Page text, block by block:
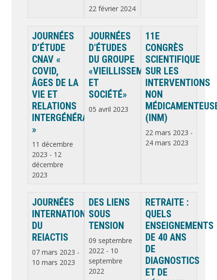
22 février 2024
JOURNÉES
D’ÉTUDE
CNAV «
COVID,
ÂGES DE LA
VIE ET
RELATIONS
INTERGÉNÉRATIONNELLES
»
11 décembre
2023 - 12
décembre
2023
JOURNÉES
D'ÉTUDES
DU GROUPE
«VIEILLISSEMENTS
ET
SOCIÉTÉ»
05 avril 2023
11E
CONGRÈS
SCIENTIFIQUE
SUR LES
INTERVENTIONS
NON
(INM)
22 mars 2023 -
24 mars 2023
JOURNÉES
INTERNATIONALES
DU
REIACTIS
07 mars 2023 -
10 mars 2023
DES LIENS
SOUS
TENSION
09 septembre
2022- 10
septembre
2022
RETRAITE :
QUELS
ENSEIGNEMENTS
DE 40 ANS
DE
DIAGNOSTICS
ET DE